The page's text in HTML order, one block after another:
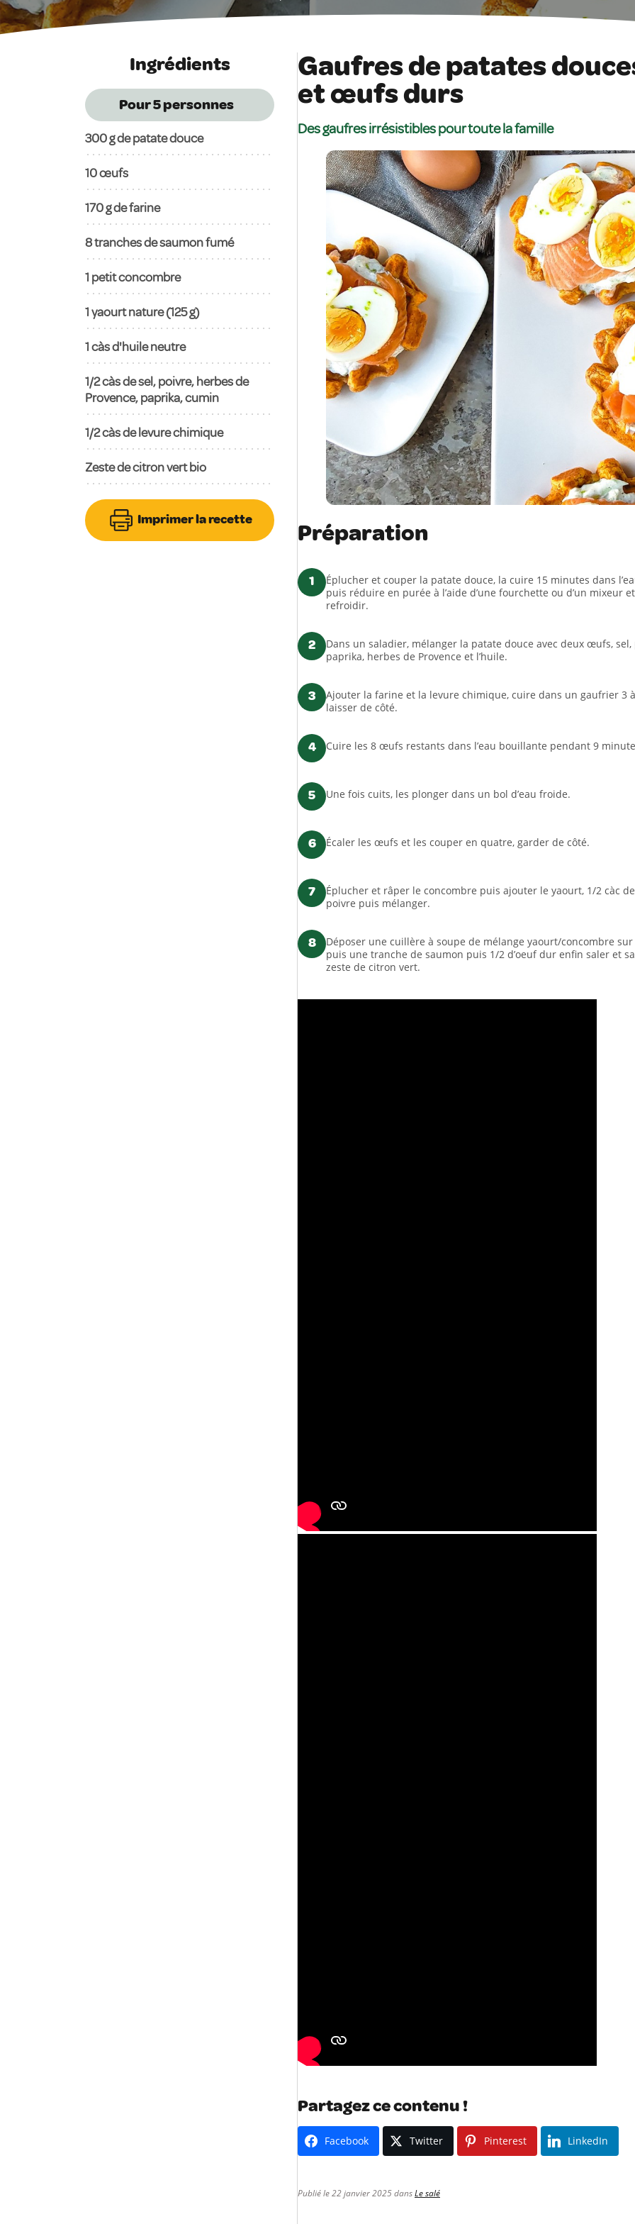
Ingrédients
Pour 5personnes
300g de patate douce
10œufs
170g de farine
8tranches de saumon fumé
1 petit concombre
1yaourt nature (125 g)
1càs d'huile neutre
1/2 càs de sel, poivre, herbes de
Provence, paprika, cumin
1/2 càs de levure chimique
Zeste de citron vert bio
Imprimer la recette
Gaufres de patates
et œufs durs
Des gaufres irrésistibles pour toute la famille
Préparation
1
Éplucher et couper la patate douce, la cuire 15 minutes dans
puis réduire en purée à l’aide d’une fourchette ou d’un mixeur
refroidir.
2
Dans un saladier, mélanger la patate douce avec deux œufs,
paprika, herbes de Provence et l’huile.
3
Ajouter la farine et la levure chimique, cuire dans un gaufrier 3
laisser de côté.
4 Cuire les 8 œufs restants dans l’eau bouillante pendant 9
5 Une fois cuits, les plonger dans un bol d’eau froide.
6 Écaler les œufs et les couper en quatre, garder de côté.
7
Éplucher et râper le concombre puis ajouter le yaourt, 1/2 càc
poivre puis mélanger.
8
Déposer une cuillère à soupe de mélange yaourt/concombre
puis une tranche de saumon puis 1/2 d’oeuf dur enfin saler et
zeste de citron vert.
Partagez ce contenu !
Facebook Twitter Pinterest LinkedIn
Publié le 22 janvier 2025 dansLe salé